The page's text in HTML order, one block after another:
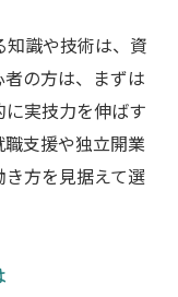
際
能なのか
の注意点
リット比較
特徴解説
務性を検証
格の条件
識や技術は、資
の方は、まずは
実技力を伸ばす
支援や独立開業
方を見据えて選